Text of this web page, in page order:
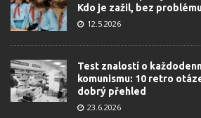
Kdo je zažil, bez
12.5.2026
Test znalostí o
komunismu: 10 retro
dobrý přehled
23.6.2026